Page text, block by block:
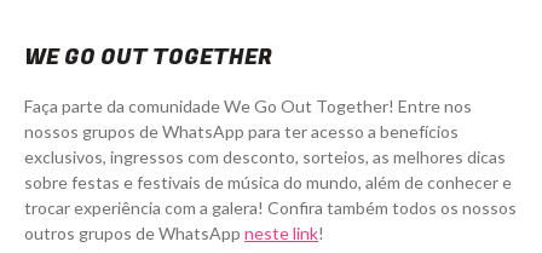
WE GO OUT TOGETHER
Faça parte da comunidade We Go Out Together! Entre nos
nossos grupos de WhatsApp para ter acesso a benefícios
exclusivos, ingressos com desconto, sorteios, as melhores dicas
sobre festas e festivais de música do mundo, além de conhecer e
trocar experiência com a galera! Confira também todos os nossos
outros grupos de WhatsApp neste link!